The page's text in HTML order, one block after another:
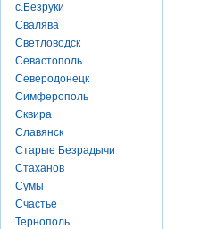
с.Безруки
Свалява
Светловодск
Севастополь
Северодонецк
Симферополь
Сквира
Славянск
Старые Безрадычи
Стаханов
Сумы
Счастье
Тернополь